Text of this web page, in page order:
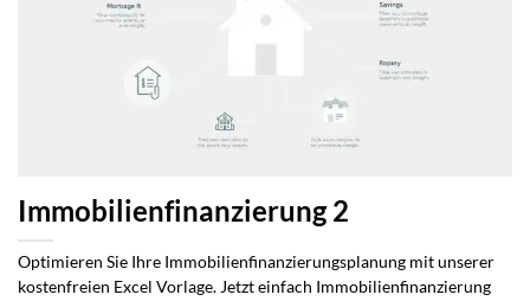
Immobilienfinanzierung 2
Optimieren Sie Ihre Immobilienfinanzierungsplanung mit unserer
kostenfreien Excel Vorlage. Jetzt einfach Immobilienfinanzierung